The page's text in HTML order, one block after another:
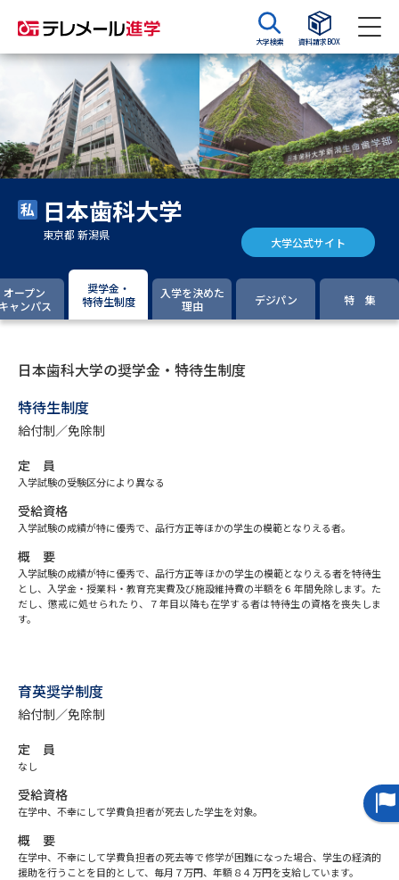
大学検索 資料請求BOX
資料請求 資料検索
大学・短大の資料種類から請求
大学パンフ
集要項＆願書
大学入学共通テスト利用選抜の
過去問題集
専門学校の資料請求
大学入学共通テスト「受験上の
配慮案内」の請求
幼稚園教員資格認定試験
高等学校（情報）教員資格認定
試験
大学で学べる内容や特徴を調べる
新増設大学・学部・学科特集
データサイエンス特集
日本歯科大学
東京都 新潟県 大学公式サイト
オープン
ャンパス
奨学金・
特待生制度
入学を決めた
理由
デジパン 特 集
日本歯科大学の奨学金・特待生制度
特待生制度
給付制／免除制
定 員
入学試験の受験区分により異なる
受給資格
入学試験の成績が特に優秀で、品行方正等ほかの学生の模範となりえる者。
概 要
入学試験の成績が特に優秀で、品行方正等ほかの学生の模範となりえる者を特待生
とし、入学金・授業料・教育充実費及び施設維持費の半額を６年間免除します。た
だし、懲戒に処せられたり、７年目以降も在学する者は特待生の資格を喪失しま
す。
育英奨学制度
給付制／免除制
定 員
なし
受給資格
在学中、不幸にして学費負担者が死去した学生を対象。
概 要
在学中、不幸にして学費負担者の死去等で修学が困難になった場合、学生の経済的
援助を行うことを目的として、毎月７万円、年額８４万円を支給しています。